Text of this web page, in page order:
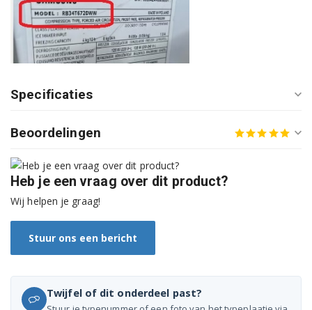
RB29FEJNCSA/ES
RB29FEJNCSA/WS
RB29FEJNCSAES
RB29FEJNCSAWS
RB29FEJNCSS/EF
RB29FEJNCSSEF
RB29FEJNCSSEG
Specificaties
Beoordelingen
Heb je een vraag over dit product?
Wij helpen je graag!
Stuur ons een bericht
Twijfel of dit onderdeel past?